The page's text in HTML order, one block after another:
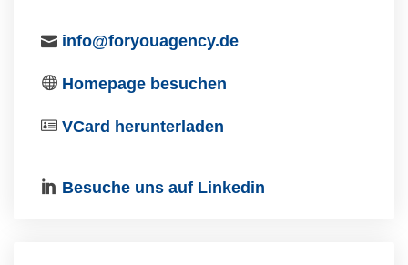
info@foryouagency.de
Homepage besuchen
VCard herunterladen
Besuche uns auf Linkedin